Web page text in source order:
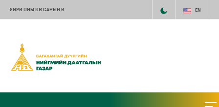
2026 ОНЫ 08 САРЫН 6 EN